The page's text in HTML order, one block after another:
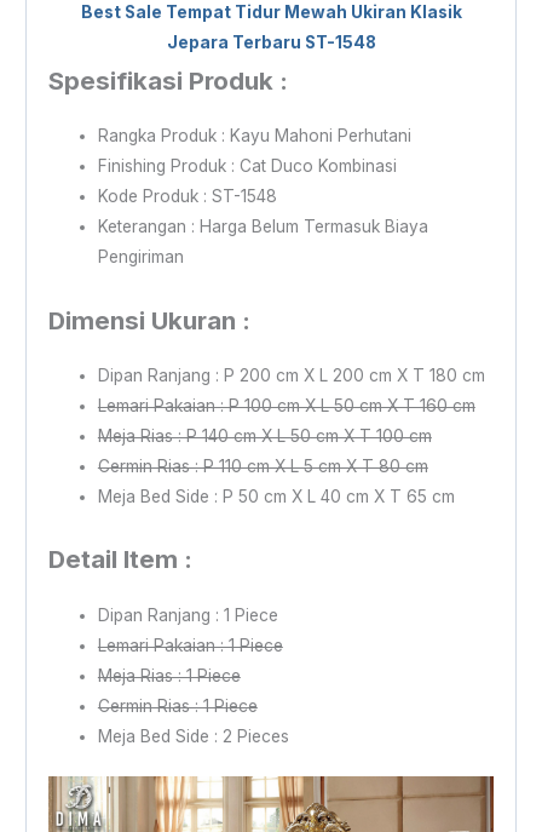
Best Sale Tempat Tidur Mewah Ukiran Klasik
Jepara Terbaru ST-1548
Spesifikasi Produk :
Rangka Produk : Kayu Mahoni Perhutani
Finishing Produk : Cat Duco Kombinasi
Kode Produk : ST-1548
Keterangan : Harga Belum Termasuk Biaya
Pengiriman
Dimensi Ukuran :
Dipan Ranjang : P 200 cm X L 200 cm X T 180 cm
Lemari Pakaian : P 100 cm X L 50 cm X T 160 cm
Meja Rias : P 140 cm X L 50 cm X T 100 cm
Cermin Rias : P 110 cm X L 5 cm X T 80 cm
Meja Bed Side : P 50 cm X L 40 cm X T 65 cm
Detail Item :
Dipan Ranjang : 1 Piece
Lemari Pakaian : 1 Piece
Meja Rias : 1 Piece
Cermin Rias : 1 Piece
Meja Bed Side : 2 Pieces